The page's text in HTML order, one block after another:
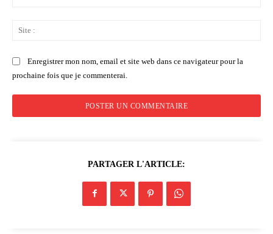
Enregistrer mon nom, email et site web dans ce navigateur pour la
prochaine fois que je commenterai.
PARTAGER L'ARTICLE: